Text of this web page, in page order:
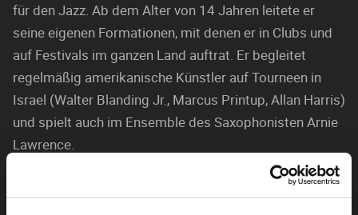
für den Jazz. Ab dem Alter von 14 Jahren leitete er
seine eigenen Formationen, mit denen er in Clubs und
auf Festivals im ganzen Land auftrat. Er begleitet
regelmäßig amerikanische Künstler auf Tourneen in
Israel (Walter Blanding Jr., Marcus Printup, Allan Harris)
und spielt auch im Ensemble des Saxophonisten Arnie
Lawrence.
International bekannt wurde er als Pianist im Quartett
des Trompeters Avishai Cohen, mit dem er tourte und